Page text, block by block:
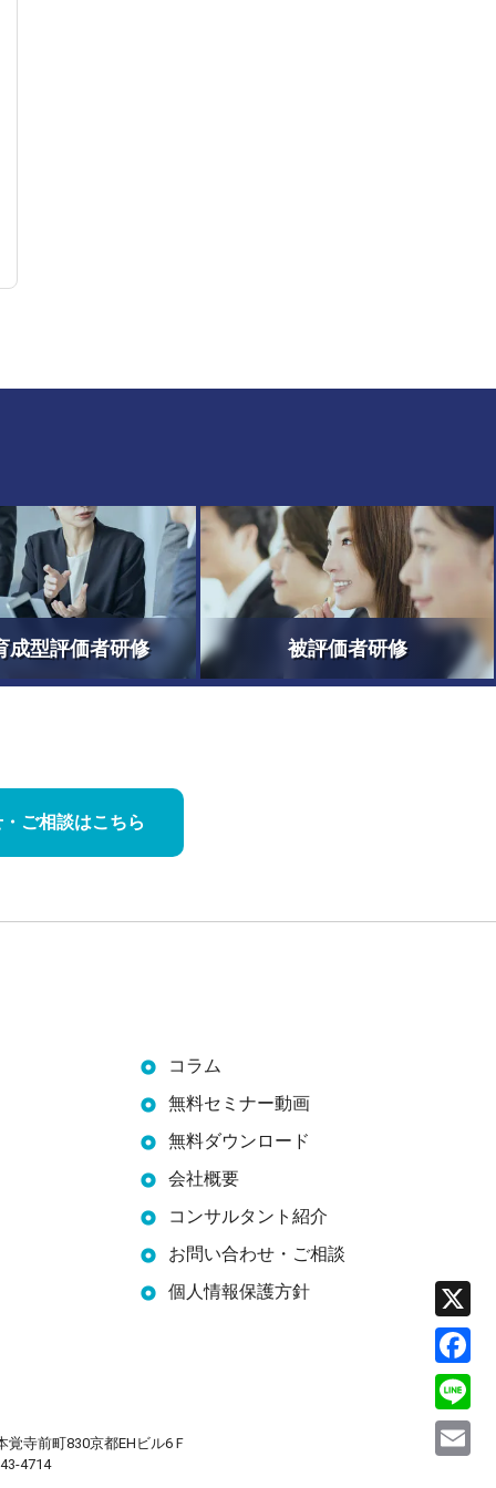
X
成型評価者研修 被評価者研修
ご相談はこちら
コラム
無料セミナー動画
無料ダウンロード
会社概要
コンサルタント紹介
お問い合わせ・ご相談
個人情報保護方針
寺前町830京都EHビル6Ｆ
4714